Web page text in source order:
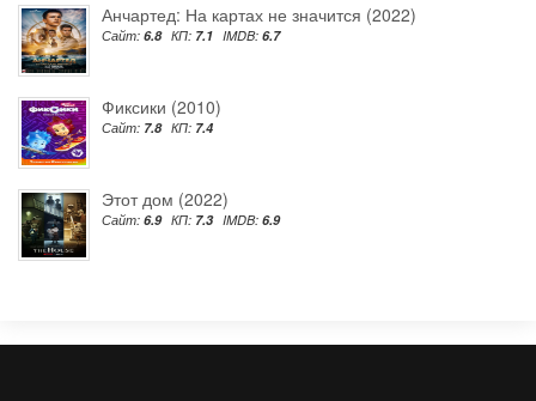
Анчартед: На картах не значится (2022)
Сайт: 6.8 КП: 7.1 IMDB: 6.7
Фиксики (2010)
Сайт: 7.8 КП: 7.4
Этот дом (2022)
Сайт: 6.9 КП: 7.3 IMDB: 6.9